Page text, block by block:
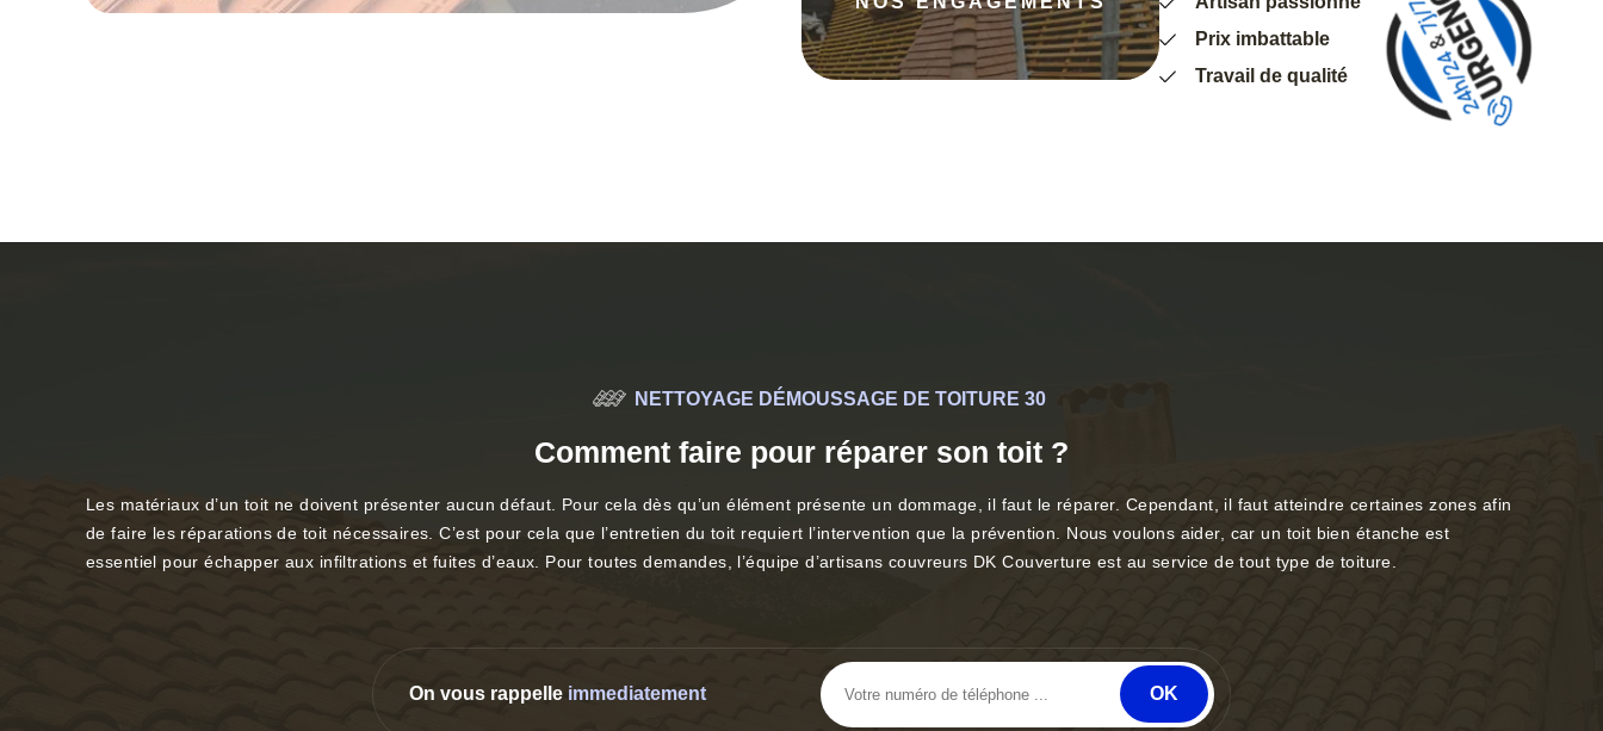
Prix imbattable
Travail de qualité
NETTOYAGE DÉMOUSSAGE DE TOITURE 30
Comment faire pour réparer son toit ?
Les matériaux d’un toit ne doivent présenter aucun défaut. Pour cela dès qu’un élément présente un dommage, il faut le réparer. Cependant, il faut atteindre certaines zones afin
de faire les réparations de toit nécessaires. C’est pour cela que l’entretien du toit requiert l’intervention que la prévention. Nous voulons aider, car un toit bien étanche est
essentiel pour échapper aux infiltrations et fuites d’eaux. Pour toutes demandes, l’équipe d’artisans couvreurs DK Couverture est au service de tout type de toiture.
On vous rappelle immediatement